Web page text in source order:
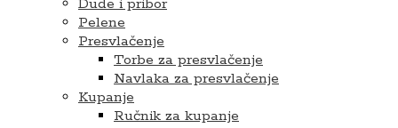
Dude i pribor
Pelene
Presvlačenje
Torbe za presvlačenje
Navlaka za presvlačenje
Kupanje
Ručnik za kupanje